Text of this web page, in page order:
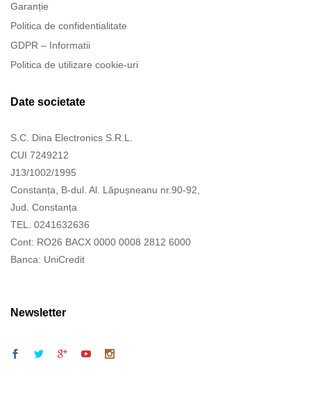
Garanție
Politica de confidentialitate
GDPR – Informatii
Politica de utilizare cookie-uri
Date societate
S.C. Dina Electronics S.R.L.
CUI 7249212
J13/1002/1995
Constanța, B-dul. Al. Lăpușneanu nr.90-92,
Jud. Constanța
TEL. 0241632636
Cont: RO26 BACX 0000 0008 2812 6000
Banca: UniCredit
Newsletter